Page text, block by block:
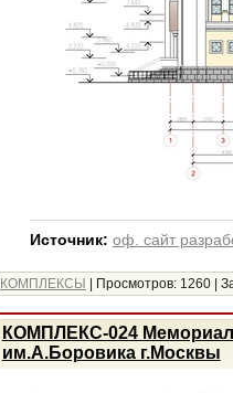
Источник: оф. сайт
КОМПЛЕКСЫ | Просмотров: 1260|
КОМПЛЕКС-024
им.А.Боровика г.Москвы